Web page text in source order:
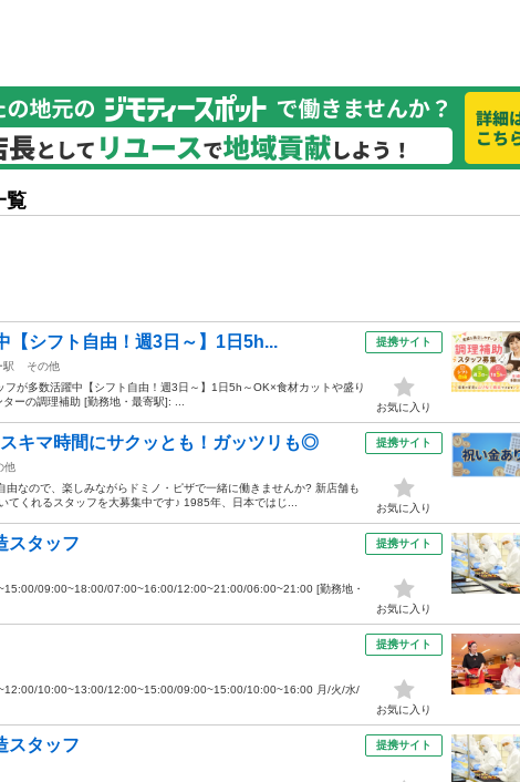
覧
【シフト自由！週3日～】1日5h...
駅
その他
が多数活躍中【シフト自由！週3日～】1日5h～OK×食材カットや盛り
ーの調理補助 [勤務地・最寄駅]: ...
提携サイト
お気に入り
キマ時間にサクッとも！ガッツリも◎
他
なので、楽しみながらドミノ・ピザで一緒に働きませんか? 新店舗も
くれるスタッフを大募集中です♪ 1985年、日本ではじ...
提携サイト
お気に入り
スタッフ
09:00~18:00/07:00~16:00/12:00~21:00/06:00~21:00 [勤務地・
提携サイト
お気に入り
10:00~13:00/12:00~15:00/09:00~15:00/10:00~16:00 月/火/水/
提携サイト
お気に入り
スタッフ 提携サイト